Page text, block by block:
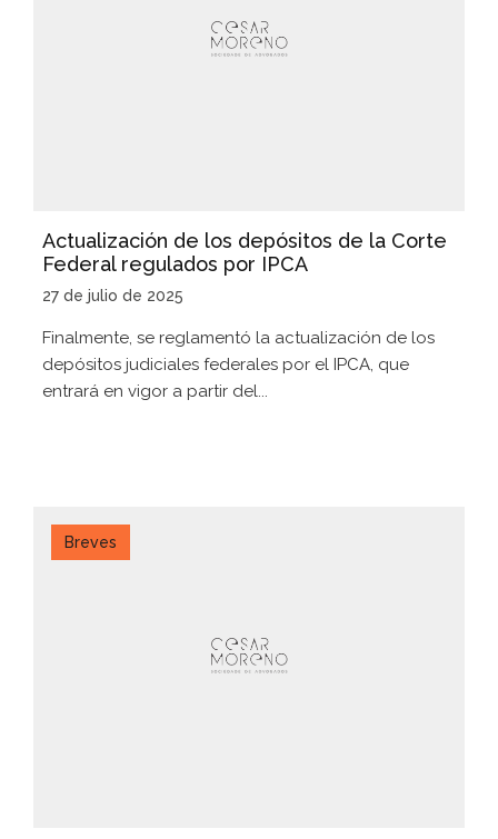
Actualización de los depósitos de la Corte
Federal regulados por IPCA
27 de julio de 2025
Finalmente, se reglamentó la actualización de los
depósitos judiciales federales por el IPCA, que
entrará en vigor a partir del...
Breves